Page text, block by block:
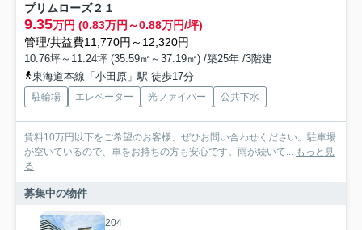
プリムローズ２１
9.35万円 (0.83万円～0.88万円/坪)
管理/共益費11,770円～12,320円
10.76坪～11.24坪 (35.59㎡～37.19㎡) /築25年 /3階建
東海道本線「小田原」駅 徒歩17分
駐輪場 エレベーター 光ファイバー 公共下水
賃料10万円以下をご希望のお客様、ぜひお問い合わせください。駐車場
が空いているので、車をお持ちの方も安心です。雨が続いて... もっと見
る
募集中の物件
204